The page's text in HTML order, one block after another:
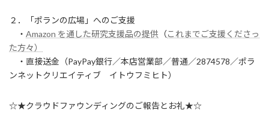
２．「ポランの広場」へのご支援
・ Amazon を通した研究支援品の提供 （これまでご支援くださっ
た方々）
・直接送金（PayPay銀行／本店営業部／普通／2874578／ポラ
ンネットクリエイティブ イトウフミヒト）
☆★クラウドファウンディングのご報告とお礼★☆